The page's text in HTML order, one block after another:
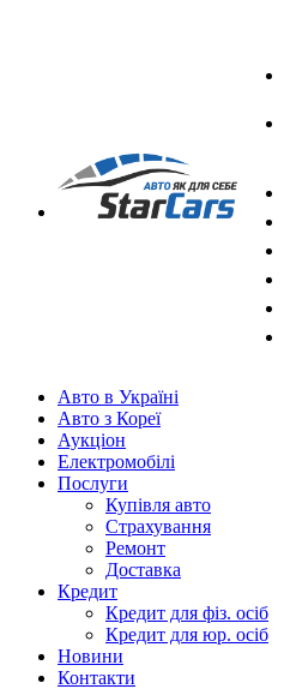
Авто в Україні
Авто з Кореї
Аукціон
Електромобілі
Послуги
Купівля авто
Страхування
Ремонт
Доставка
Кредит
Кредит для фіз. осіб
Кредит для юр. осіб
Новини
Контакти